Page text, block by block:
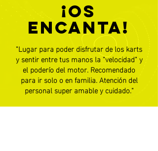
¡OS
ENCANTA!
"Lugar para poder disfrutar de los karts
y sentir entre tus manos la "velocidad" y
el poderío del motor. Recomendado
para ir solo o en familia. Atención del
personal super amable y cuidado."
KATERINA